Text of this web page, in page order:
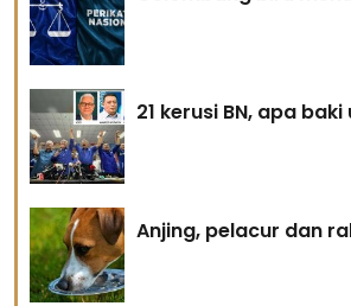
21 kerusi BN, apa baki
Anjing, pelacur dan